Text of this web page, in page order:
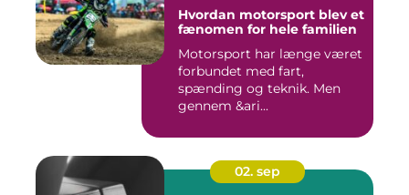
Hvordan motorsport blev et
fænomen for hele familien
Motorsport har længe været
forbundet med fart,
spænding og teknik. Men
gennem &ari...
02. sep